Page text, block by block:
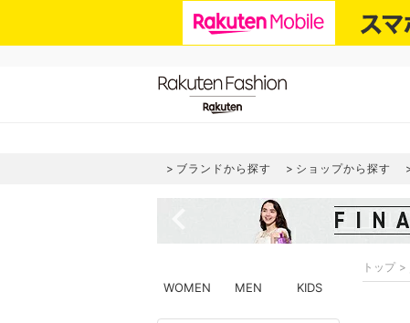
ブランドから探す ショップから探す
WOMEN MEN KIDS
トップ